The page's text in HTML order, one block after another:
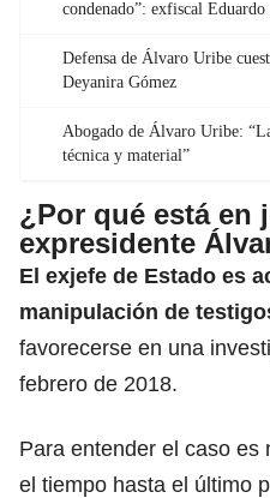
condenado”: exfiscal
Defensa de Álvaro Uribe
Deyanira Gómez
Abogado de Álvaro Uribe:
técnica y material”
¿Por qué está en
expresidente
El exjefe de Estado es
manipulación de
favorecerse en una
febrero de 2018.
Para entender el caso es
el tiempo hasta el último